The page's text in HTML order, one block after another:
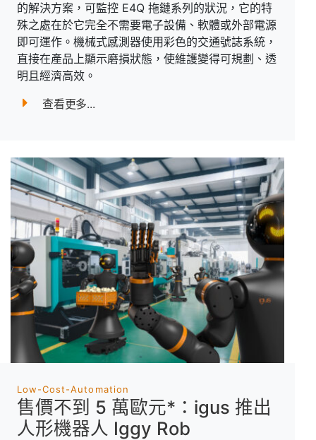
的解決方案，可監控 E4Q 拖鏈系列的狀況，它的特
殊之處在於它完全不需要電子設備、軟體或外部電源
即可運作。機械式感測器使用彩色的交通號誌系統，
直接在產品上顯示磨損狀態，使維護變得可規劃、透
明且經濟高效。
查看更多...
Low-Cost-Automation
售價不到 5 萬歐元*：igus 推出
人形機器人 Iggy Rob